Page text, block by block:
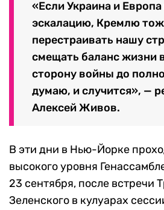
«Если Украина и
эскалацию, Кремлю
перестраивать нашу
смещать баланс жизни
сторону войны до
думаю, и случится», —
Алексей Живов.
В эти дни в Нью-Йорке
высокого уровня
23 сентября, после встречи
Зеленского в кулуарах